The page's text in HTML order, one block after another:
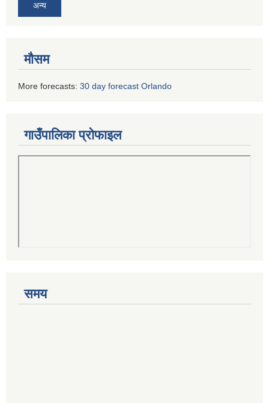
अन्य
मौसम
More forecasts: 30 day forecast Orlando
गाउँपालिका प्रोफाइल
समय